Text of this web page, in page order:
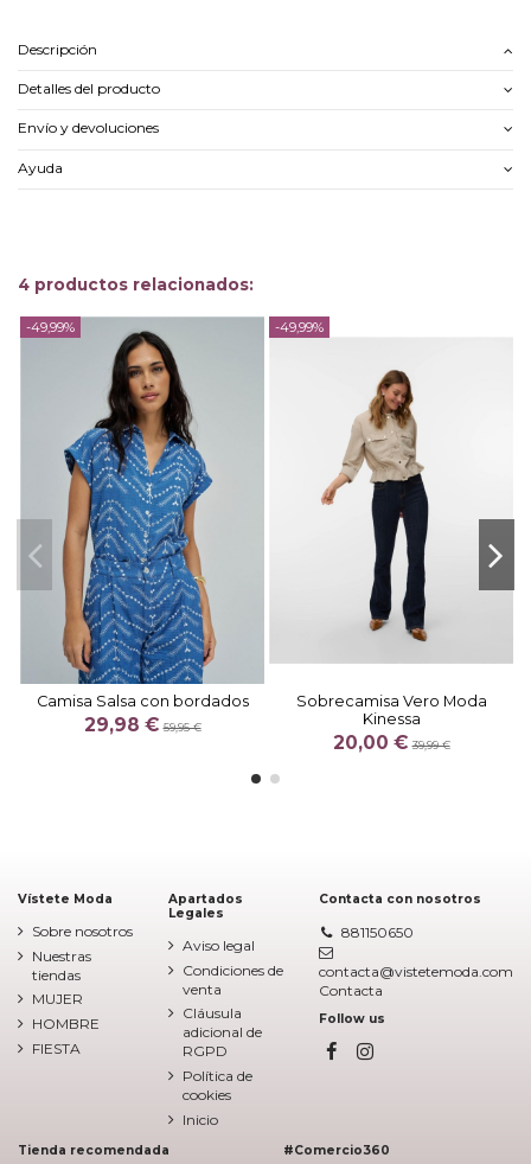
Descripción
Detalles del producto
Envío y devoluciones
Ayuda
4 productos relacionados:
-49,99%
Camisa Salsa con bordados
29,98 €59,95 €
-49,99%
Sobrecamisa Vero Moda
Kinessa
20,00 €39,99 €
Vístete Moda
Sobre nosotros
Nuestras
tiendas
MUJER
HOMBRE
FIESTA
Apartados
Legales
Aviso legal
Condiciones de
venta
Cláusula
adicional de
RGPD
Política de
cookies
Inicio
Contacta con nosotros
881150650
contacta@vistetemoda.com
Contacta
Follow us
Tienda recomendada #Comercio360